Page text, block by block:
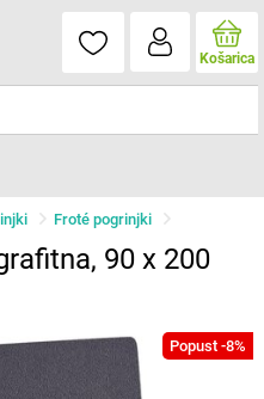
Košarica
Froté pogrinjki
90 x 200
Popust -8%